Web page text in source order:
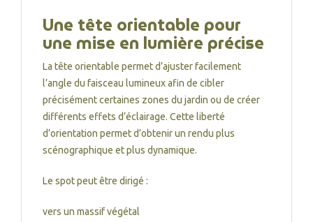
Une tête orientable pour
une mise en lumière précise
La tête orientable permet d’ajuster facilement
l’angle du faisceau lumineux afin de cibler
précisément certaines zones du jardin ou de créer
différents effets d’éclairage. Cette liberté
d’orientation permet d’obtenir un rendu plus
scénographique et plus dynamique.
Le spot peut être dirigé :
vers un massif végétal